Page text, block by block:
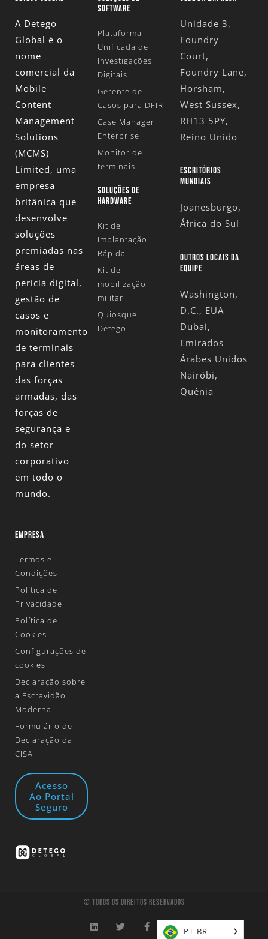
A Detego
Global é o
nome
comercial da
Mobile
Content
Management
Solutions
(MCMS)
Limited, uma
empresa
britânica que
desenvolve
soluções
premiadas nas
áreas de
perícia digital,
gestão de
casos e
monitoramento
de terminais
para clientes
das forças
armadas, das
forças de
segurança e
do setor
corporativo
em todo o
mundo.
SOFTWARE
Plataforma
Unificada de
Investigações
Digitais
Gerente de
Casos para DFIR
Case Manager
Enterprise
Monitor de
terminais
SOLUÇÕES DE
HARDWARE
Kit de
Implantação
Rápida
Kit de
mobilização
militar
Quiosque
Detego
Unidade 3,
Foundry
Court,
Foundry Lane,
Horsham,
West Sussex,
RH13 5PY,
Reino Unido
ESCRITÓRIOS
MUNDIAIS
Joanesburgo,
África do Sul
OUTROS LOCAIS DA
EQUIPE
Washington,
D.C., EUA
Dubai,
Emirados
Árabes Unidos
Nairóbi,
Quênia
EMPRESA
Termos e
Condições
Política de
Privacidade
Política de
Cookies
Configurações de
cookies
Declaração sobre
a Escravidão
Moderna
Formulário de
Declaração da
CISA
Acesso
Ao Portal
Seguro
© Todos Os Direitos Reservados
PT-BR